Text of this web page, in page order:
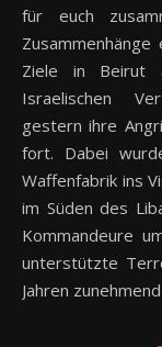
für euch
Ziele in Beirut
Israelischen
gestern ihre
fort. Dabei
Waffenfabrik ins
im Süden des
Kommandeure
unterstützte
Jahren